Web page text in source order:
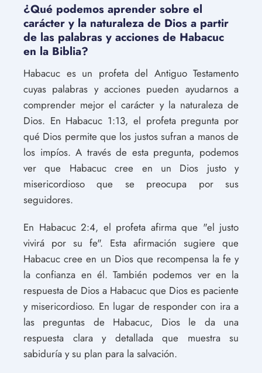
¿Qué podemos aprender sobre el
carácter y la naturaleza de Dios a partir
de las palabras y acciones de Habacuc
en la Biblia?
Habacuc es un profeta del Antiguo Testamento
cuyas palabras y acciones pueden ayudarnos a
comprender mejor el carácter y la naturaleza de
Dios. En Habacuc 1:13, el profeta pregunta por
qué Dios permite que los justos sufran a manos de
los impíos. A través de esta pregunta, podemos
ver que Habacuc cree en un Dios justo y
misericordioso que se preocupa por sus
seguidores.
En Habacuc 2:4, el profeta afirma que "el justo
vivirá por su fe". Esta afirmación sugiere que
Habacuc cree en un Dios que recompensa la fe y
la confianza en él. También podemos ver en la
respuesta de Dios a Habacuc que Dios es paciente
y misericordioso. En lugar de responder con ira a
las preguntas de Habacuc, Dios le da una
respuesta clara y detallada que muestra su
sabiduría y su plan para la salvación.